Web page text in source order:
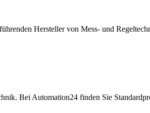
Hersteller von Mess- und
Bei Automation24 finden Sie